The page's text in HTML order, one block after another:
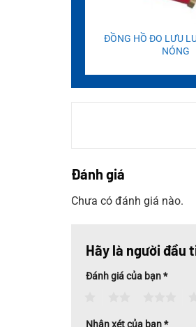
ĐỒNG HỒ ĐO LƯU
NÓNG
Đánh giá
Chưa có đánh giá nào.
Hãy là người đầu
Đánh giá của bạn*
Nhận xét của bạn*